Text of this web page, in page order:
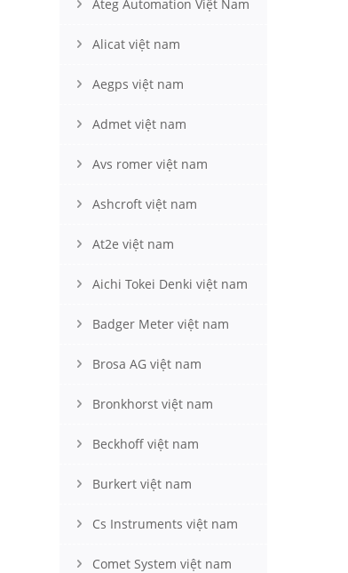
Ateg Automation Việt Nam
Alicat việt nam
Aegps việt nam
Admet việt nam
Avs romer việt nam
Ashcroft việt nam
At2e việt nam
Aichi Tokei Denki việt nam
Badger Meter việt nam
Brosa AG việt nam
Bronkhorst việt nam
Beckhoff việt nam
Burkert việt nam
Cs Instruments việt nam
Comet System việt nam